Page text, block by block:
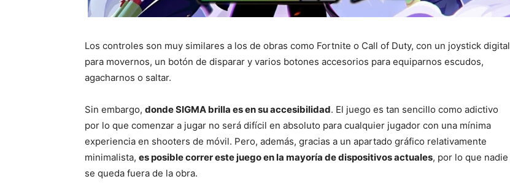
Los controles son muy similares a los de obras como Fortnite o Call of Duty, con un joystick digital
para movernos, un botón de disparar y varios botones accesorios para equiparnos escudos,
agacharnos o saltar.
Sin embargo, donde SIGMA brilla es en su accesibilidad. El juego es tan sencillo como adictivo
por lo que comenzar a jugar no será difícil en absoluto para cualquier jugador con una mínima
experiencia en shooters de móvil. Pero, además, gracias a un apartado gráfico relativamente
minimalista, es posible correr este juego en la mayoría de dispositivos actuales, por lo que nadie
se queda fuera de la obra.